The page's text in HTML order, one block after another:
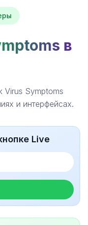
в
Virus Symptoms
и интерфейсах.
Live